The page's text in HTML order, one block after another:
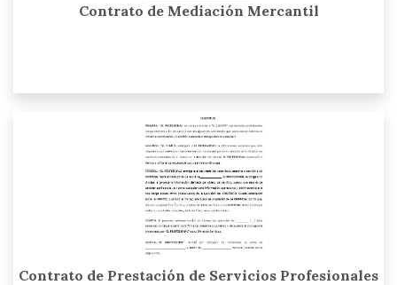
Contrato de Mediación Mercantil
Contrato de Prestación de Servicios Profesionales